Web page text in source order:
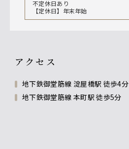
不定休日あり
【定休日】年末年始
アクセス
地下鉄御堂筋線 淀屋橋駅 徒歩4分
地下鉄御堂筋線 本町駅 徒歩5分